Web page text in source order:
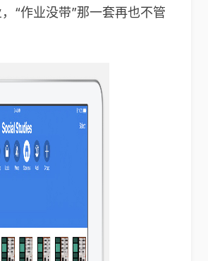
“作业没带”那一套再也不管